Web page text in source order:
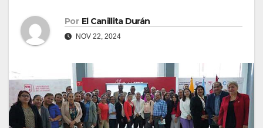
Por El Canillita Durán
NOV 22, 2024